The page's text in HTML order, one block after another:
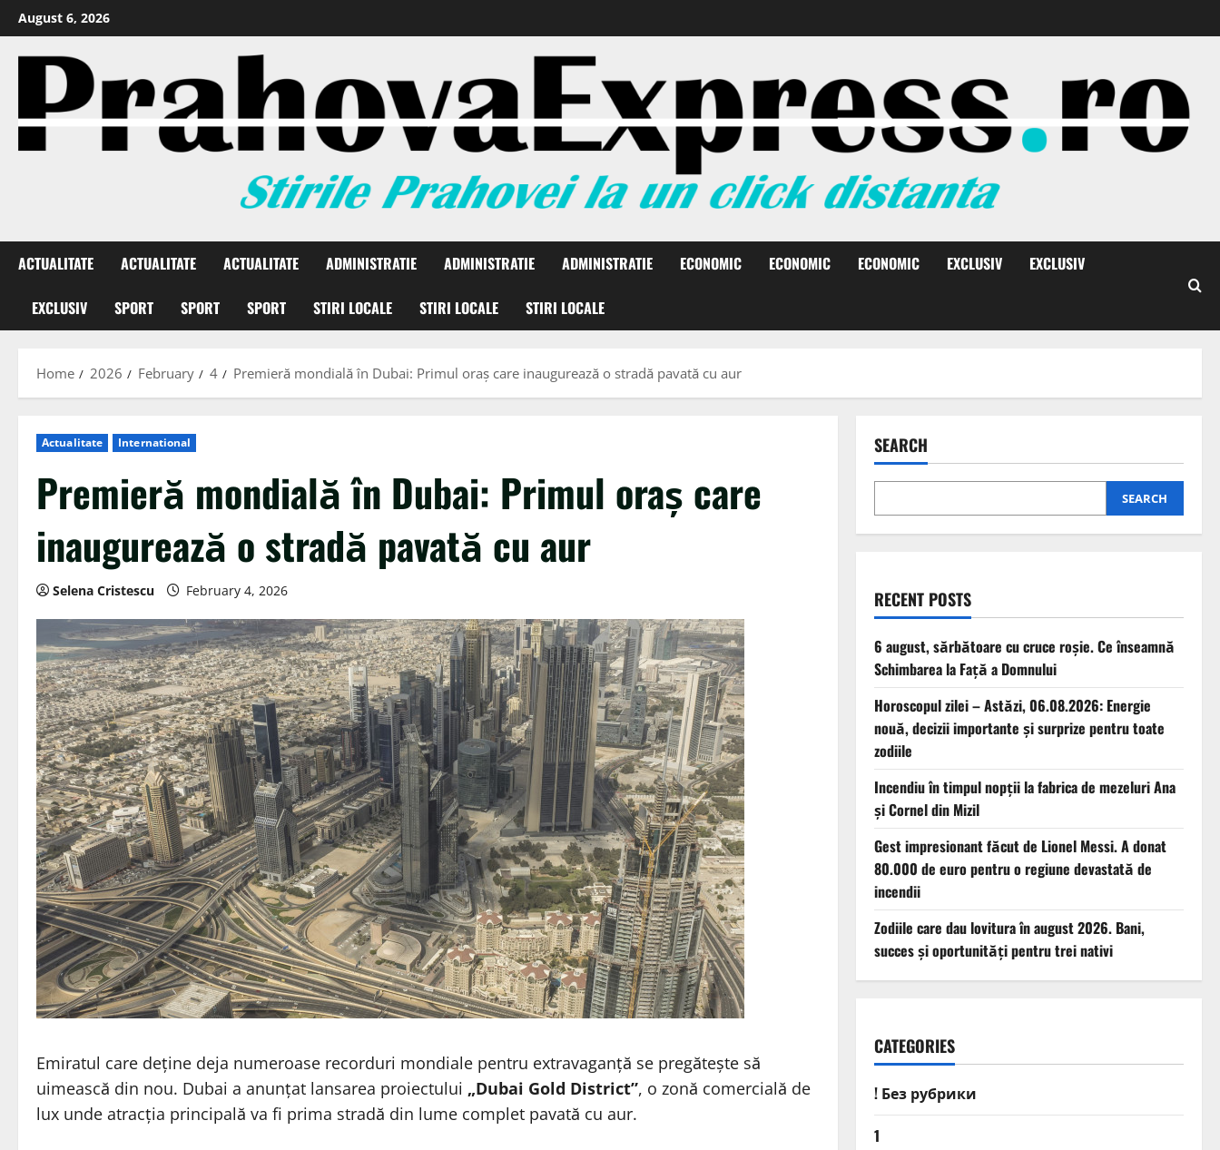
August 6, 2026
ACTUALITATE ACTUALITATE ACTUALITATE ADMINISTRATIE ADMINISTRATIE ADMINISTRATIE ECONOMIC ECONOMIC ECONOMIC EXCLUSIV EXCLUSIV
EXCLUSIV SPORT SPORT SPORT STIRI LOCALE STIRI LOCALE STIRI LOCALE
Home 2026 February 4 Premieră mondială în Dubai: Primul oraș care inaugurează o stradă pavată cu aur
Actualitate International
Premieră mondială în Dubai: Primul oraș care
inaugurează o stradă pavată cu aur
Selena Cristescu February 4, 2026
Emiratul care deține deja numeroase recorduri mondiale pentru extravaganță se pregătește să
uimească din nou. Dubai a anunțat lansarea proiectului „Dubai Gold District”, o zonă comercială de
lux unde atracția principală va fi prima stradă din lume complet pavată cu aur.
SEARCH
SEARCH
RECENT POSTS
6 august, sărbătoare cu cruce roșie. Ce înseamnă
Schimbarea la Față a Domnului
Horoscopul zilei – Astăzi, 06.08.2026: Energie
nouă, decizii importante și surprize pentru toate
zodiile
Incendiu în timpul nopții la fabrica de mezeluri Ana
și Cornel din Mizil
Gest impresionant făcut de Lionel Messi. A donat
80.000 de euro pentru o regiune devastată de
incendii
Zodiile care dau lovitura în august 2026. Bani,
succes și oportunități pentru trei nativi
CATEGORIES
! Без рубрики
1